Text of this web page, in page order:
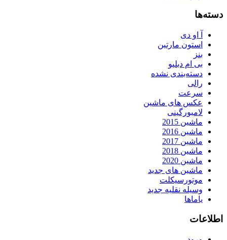
دسته‌ها
آ او دی
استون مارتین
بنز
بی ام دبلیو
دسته‌بندی نشده
رالی
سرعت
عکس های ماشین
لامبورگینی
ماشین 2015
ماشین 2016
ماشین 2017
ماشین 2018
ماشین 2020
ماشین های جدید
موتورسیکلت
وسیله نقلیه جدید
یاماها
اطلاعات